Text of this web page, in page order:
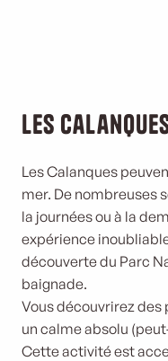
Les
Les Calanques
mer. De nombreuses
la journées ou à la
expérience
découverte du Parc
baignade.
Vous découvrirez
un calme absolu
Cette activité est